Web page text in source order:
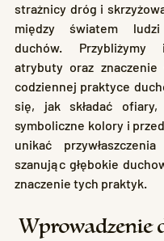
strażnicy dróg i
między światem
duchów.
atrybuty oraz znaczenie
codziennej praktyce
się, jak składać
symboliczne kolory i
unikać
szanując głębokie
znaczenie tych praktyk.
Wprowadzenie